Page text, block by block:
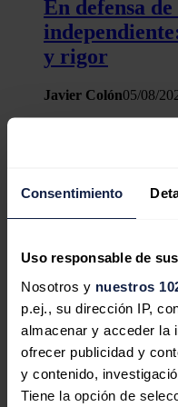
Consentimiento
Uso responsable de
Nosotros y nuestros
p.ej., su dirección IP,
almacenar y acceder la
ofrecer publicidad y
y contenido,
Tiene la opción de
En defensa
y rigor
Javier Colón05/08/
Los spreads
y Portugal
Aleasoft Energy